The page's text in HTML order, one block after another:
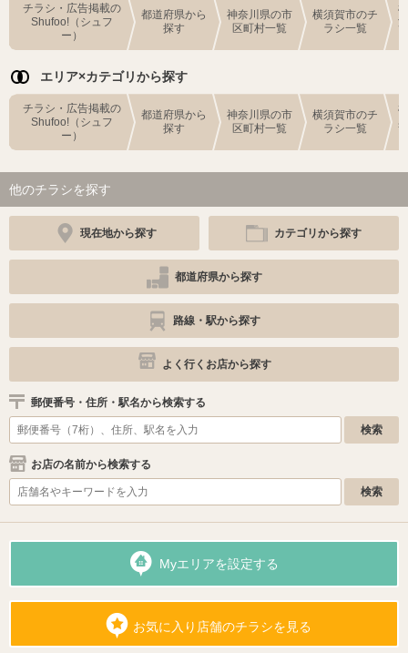
チラシ・広告掲載の
Shufoo!（シュフ
ー）
都道府県から
探す
神奈川県の市
区町村一覧
横須賀市のチ
ラシ一覧
エリア×カテゴリから探す
チラシ・広告掲載の
Shufoo!（シュフ
ー）
都道府県から
探す
神奈川県の市
区町村一覧
横須賀市のチ
ラシ一覧
他のチラシを探す
現在地から探す カテゴリから探す
都道府県から探す
路線・駅から探す
よく行くお店から探す
郵便番号・住所・駅名から検索する
お店の名前から検索する
Myエリアを設定する
お気に入り店舗のチラシを見る